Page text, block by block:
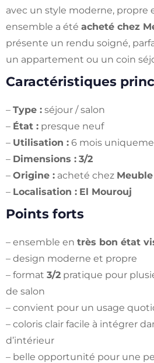
avec un style moderne, propre
ensemble a été acheté chez
présente un rendu soigné,
un appartement ou un coin
Caractéristiques
– Type : séjour / salon
– État : presque neuf
– Utilisation : 6 mois
– Dimensions : 3/2
– Origine : acheté chez
– Localisation : El Mourouj
Points forts
– ensemble en très bon état
– design moderne et propre
– format 3/2 pratique pour
de salon
– convient pour un usage
– coloris clair facile à intégrer
d’intérieur
– belle opportunité pour une